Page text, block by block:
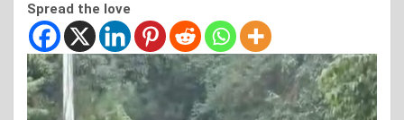
Spread the love